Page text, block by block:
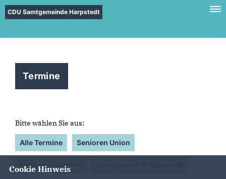
CDU Samtgemeinde Harpstedt
Termine
Bitte wählen Sie aus:
Alle Termine Senioren Union
Flecken Harpstedt
Cookie Hinweis